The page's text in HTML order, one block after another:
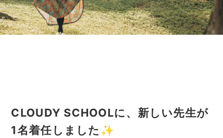
CLOUDY SCHOOLに、新しい先生が
1名着任しました✨